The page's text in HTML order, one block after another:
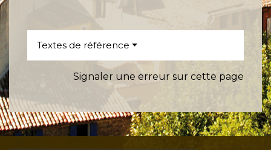
Textes de référence
Signaler une erreur sur cette page